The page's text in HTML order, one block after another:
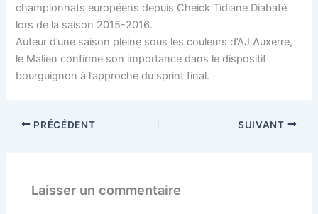
championnats européens depuis Cheick Tidiane Diabaté
lors de la saison 2015-2016.
Auteur d’une saison pleine sous les couleurs d’AJ Auxerre,
le Malien confirme son importance dans le dispositif
bourguignon à l’approche du sprint final.
PRÉCÉDENT SUIVANT
Laisser un commentaire